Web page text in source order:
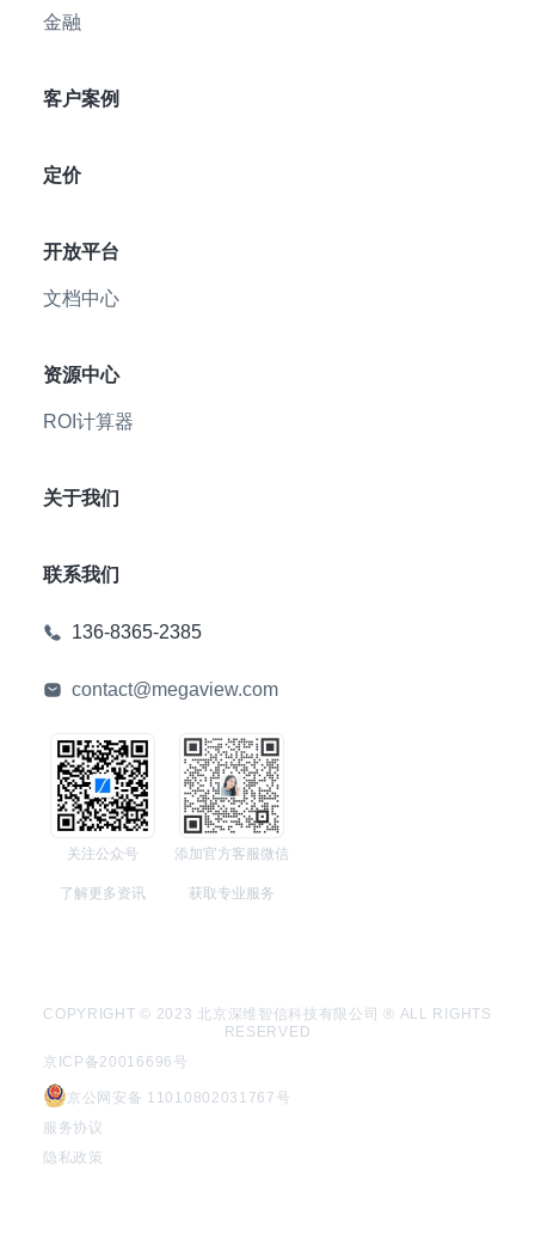
金融
客户案例
定价
开放平台
文档中心
资源中心
ROI计算器
关于我们
联系我们
136-8365-2385
contact@megaview.com
关注公众号
了解更多资讯
添加官方客服微信
获取专业服务
COPYRIGHT © 2023 北京深维智信科技有限公司 ® ALL RIGHTS
RESERVED
京ICP备20016696号
京公网安备 11010802031767号
服务协议
隐私政策